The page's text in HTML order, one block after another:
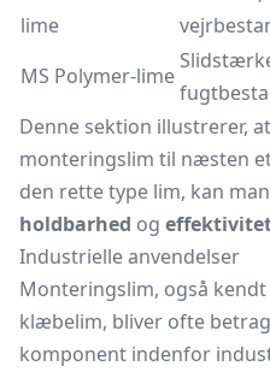
lime
MS Polymer-lime
Denne sektion illustrerer,
monteringslim til næsten
den rette type lim, kan
holdbarhed og
Industrielle anvendelser
Monteringslim, også
klæbelim, bliver ofte
komponent indenfor